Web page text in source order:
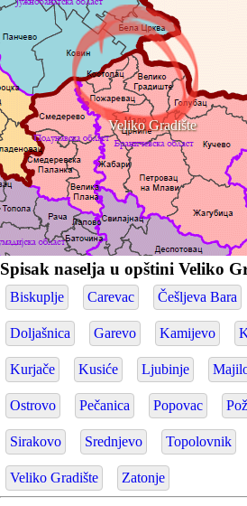
Veliko Gradište
Spisak naselja u opštini Veliko
Biskuplje Carevac Češljeva Bara
Doljašnica Garevo Kamijevo
Kurjače Kusiće Ljubinje
Ostrovo Pečanica Popovac
Sirakovo Srednjevo Topolovnik
Veliko Gradište Zatonje